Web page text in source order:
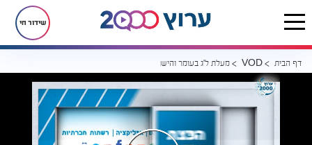
שידור חי
דף הבית VOD מעלת ל''ג בעומר והישועות של רשב''י